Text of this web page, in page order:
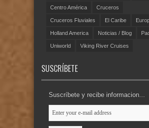
Centro América Cruceros
Cruceros Fluviales El Caribe
Holland America Noticias / Blog
Uniworld Viking River Cruises
SUSCRÍBETE
Suscríbete y recibe informacion...